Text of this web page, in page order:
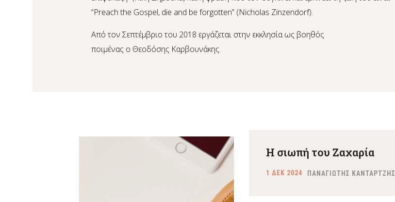
“Preach the Gospel, die and be forgotten” (Nicholas Zinzendorf).
Από τον Σεπτέμβριο του 2018 εργάζεται στην εκκλησία ως βοηθός
ποιμένας ο Θεοδόσης Καρβουνάκης.
Η σιωπή του Ζαχαρία
1 ΔΕΚ 2024 ΠΑΝΑΓΙΩΤΗΣ ΚΑΝΤΑΡΤΖΗΣ